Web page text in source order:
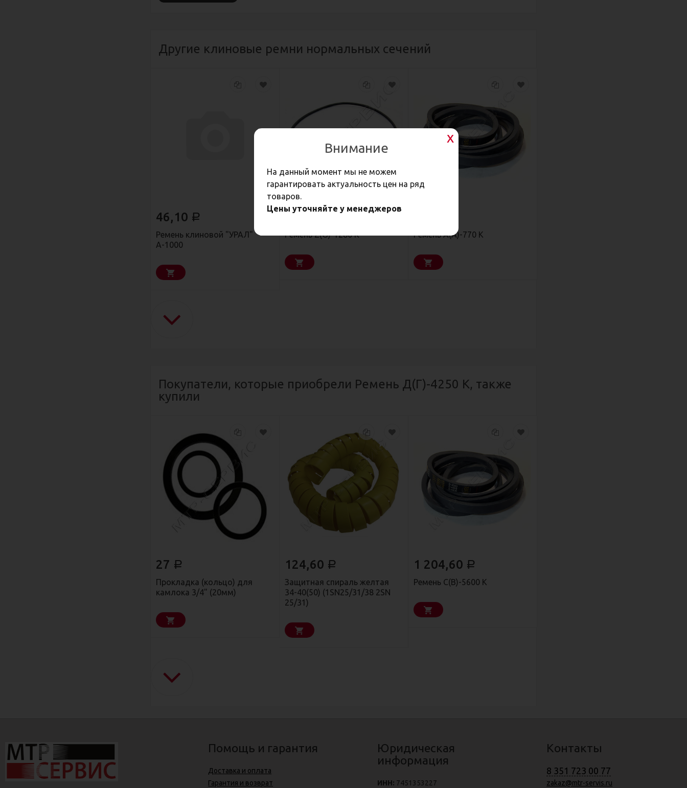
Другие клиновые ремни нормальных сечений
46,10 Р
Ремень клиновой "УРАЛ"
А-1000
100,50
Ремень Z(О)-1280 К Ремень А(А)-770 К
Покупатели, которые приобрели Ремень Д(Г)-4250 К, также
купили
27 Р
Прокладка (кольцо) для
камлока 3/4" (20мм)
124,60 Р
Защитная спираль желтая
34-40(50) (1SN25/31/38 2SN
25/31)
1 204,60 Р
Ремень С(В)-5600 К
Помощь и гарантия
Доставка и оплата
Гарантия и возврат
Юридическая
информация
ИНН: 7451353227
Контакты
8 351 723 00 77
zakaz@mtr-servis.ru
Внимание
На данный момент мы не можем
гарантировать актуальность цен на ряд
товаров.
Цены уточняйте у менеджеров